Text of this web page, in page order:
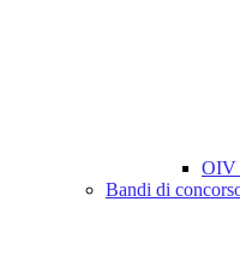
OIV
Bandi di